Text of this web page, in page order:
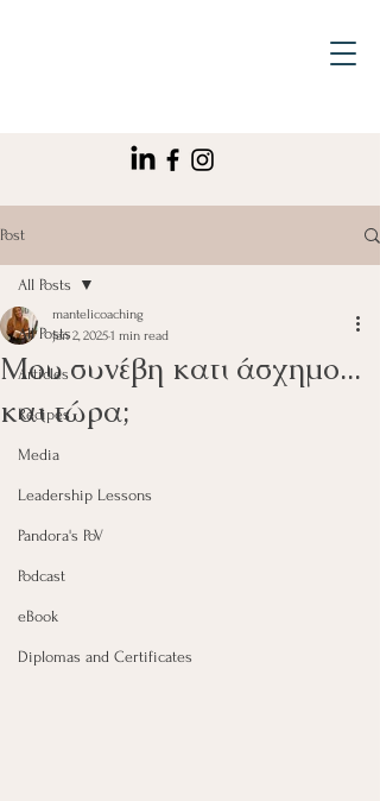
Post
All Posts
Articles
Recipes
Media
Leadership Lessons
Pandora's PoV
Podcast
eBook
Diplomas and Certificates
All Posts
Μου συνέβη κατι άσχημο...
και τώρα;
mantelicoaching
Jan 2, 20251 min read